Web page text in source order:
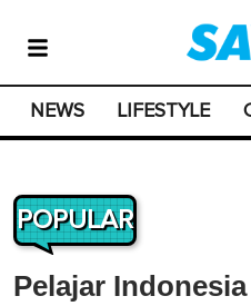
NEWS LIFESTYLE
POPULAR
Pelajar